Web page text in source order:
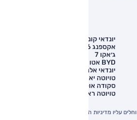
יונדאי קונה
אקספנג G6
ג׳אקו 7
BYD אטו 3
יונדאי אלנטרה
טויוטה יאריס קרוס
סקודה אוקטביה
טויוטה ראב 4
אתר זה מוגן על ידי reCAPTCHA וחלים עליו מדיניות הפרטיות והתנאים וההגבלות של